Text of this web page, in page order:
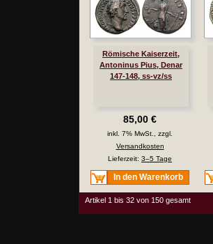
Römische Kaiserzeit,
Antoninus Pius, Denar
147-148, ss-vz/ss
85,00 €
inkl. 7% MwSt., zzgl.
Versandkosten
Lieferzeit: 3–5 Tage
In den Warenkorb
Artikel 1 bis 32 von 150 gesamt